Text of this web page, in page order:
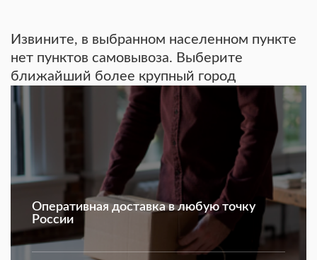
Извините, в выбранном населенном пункте
нет пунктов самовывоза. Выберите
ближайший более крупный город
Оперативная доставка в любую точку
России